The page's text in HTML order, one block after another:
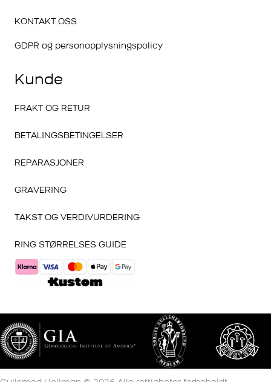
KONTAKT OSS
GDPR og personopplysningspolicy
Kunde
FRAKT OG RETUR
BETALINGSBETINGELSER
REPARASJONER
GRAVERING
TAKST OG VERDIVURDERING
RING STØRRELSES GUIDE